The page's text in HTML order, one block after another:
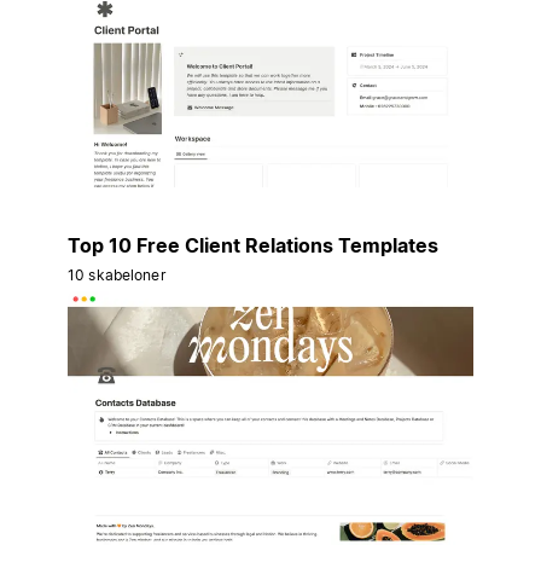
Top 10 Free Client Relations Templates
10 skabeloner